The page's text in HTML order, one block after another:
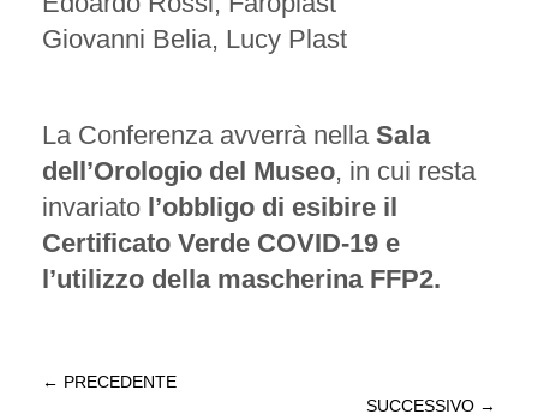
Giovanni Belia, Lucy Plast
La Conferenza avverrà nella Sala
dell’Orologio del Museo, in cui resta
invariato l’obbligo di esibire il
Certificato Verde COVID-19 e
l’utilizzo della mascherina FFP2.
← PRECEDENTE
SUCCESSIVO →